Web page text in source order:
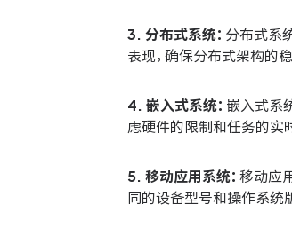
3. 分布式系统： 分布式系
表现，确保分布式架构的
4. 嵌入式系统： 嵌入式系
虑硬件的限制和任务的实
5. 移动应用系统： 移动应
同的设备型号和操作系统